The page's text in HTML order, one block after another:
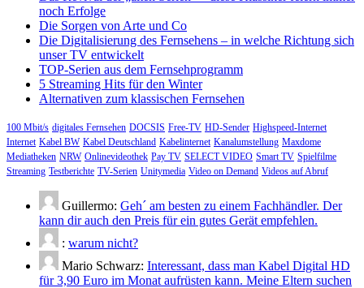
noch Erfolge
Die Sorgen von Arte und Co
Die Digitalisierung des Fernsehens – in welche Richtung sich
unser TV entwickelt
TOP-Serien aus dem Fernsehprogramm
5 Streaming Hits für den Winter
Alternativen zum klassischen Fernsehen
100 Mbit/s digitales Fernsehen DOCSIS Free-TV HD-Sender Highspeed-Internet
Internet Kabel BW Kabel Deutschland Kabelinternet Kanalumstellung Maxdome
Mediatheken NRW Onlinevideothek Pay TV SELECT VIDEO Smart TV Spielfilme
Streaming Testberichte TV-Serien Unitymedia Video on Demand Videos auf Abruf
Guillermo: Geh´ am besten zu einem Fachhändler. Der
kann dir auch den Preis für ein gutes Gerät empfehlen.
: warum nicht?
Mario Schwarz: Interessant, dass man Kabel Digital HD
für 3,90 Euro im Monat aufrüsten kann. Meine Eltern suchen